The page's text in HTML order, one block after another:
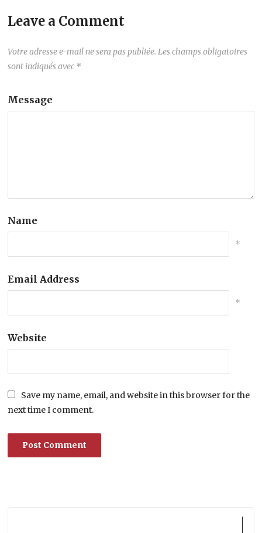
Leave a Comment
Votre adresse e-mail ne sera pas publiée. Les champs obligatoires
sont indiqués avec *
Message
Name
*
Email Address
*
Website
Save my name, email, and website in this browser for the
next time I comment.